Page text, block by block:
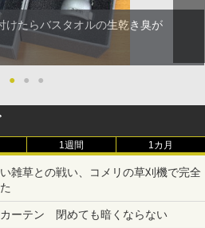
けたらバスタオルの生乾き臭が
● ● ●
1週間 1カ月
雑草との戦い、コメリの草刈機で完全
ーテン 閉めても暗くならない